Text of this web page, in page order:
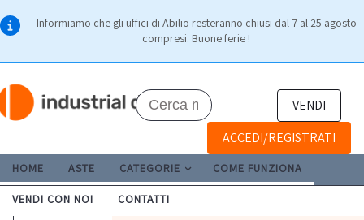
Informiamo che gli uffici di Abilio resteranno chiusi dal 7 al 25 agosto
compresi. Buone ferie !
VENDI
ACCEDI/REGISTRATI
HOME ASTE CATEGORIE COME FUNZIONA
VENDI CON NOI CONTATTI